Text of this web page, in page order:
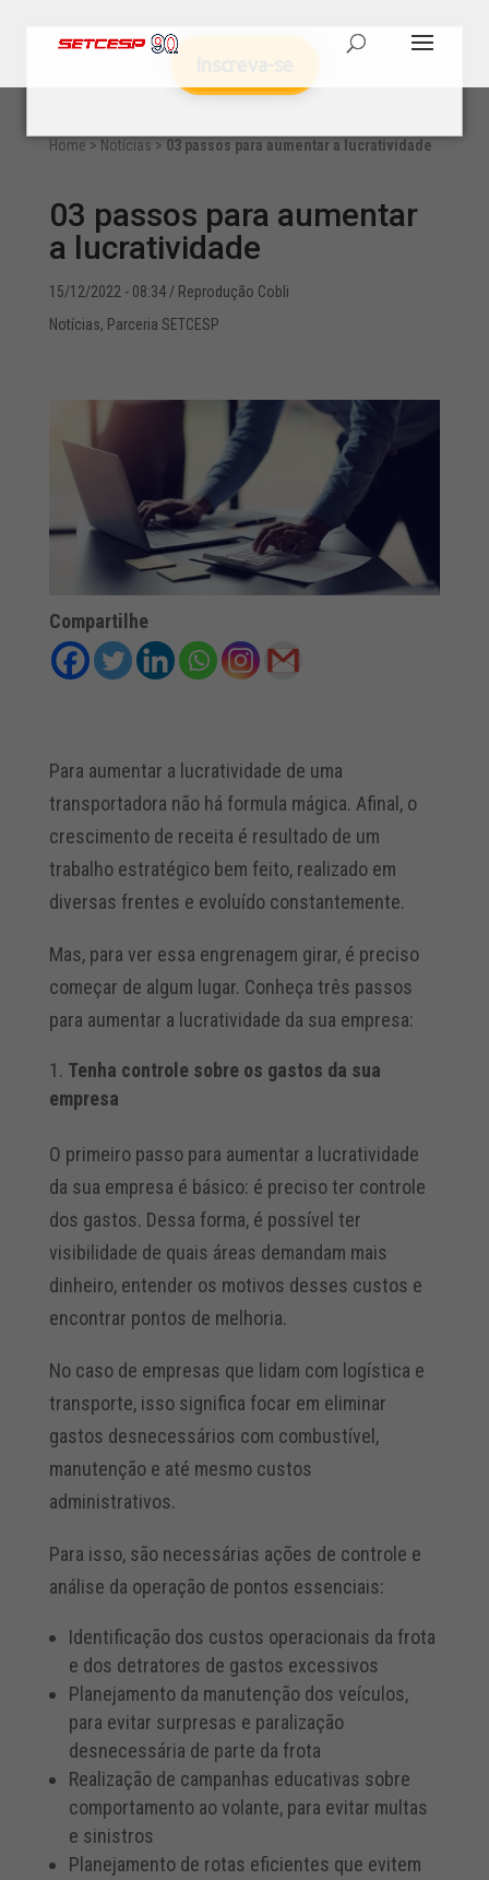
Home > Notícias > 03 passos para aumentar a lucratividade
03 passos para aumentar
a lucratividade
15/12/2022 - 08:34/ Reprodução Cobli
Notícias, Parceria SETCESP
Compartilhe
Para aumentar a lucratividade de uma
transportadora não há formula mágica. Afinal, o
crescimento de receita é resultado de um
trabalho estratégico bem feito, realizado em
diversas frentes e evoluído constantemente.
Mas, para ver essa engrenagem girar, é preciso
começar de algum lugar. Conheça três passos
para aumentar a lucratividade da sua empresa:
Tenha controle sobre os gastos da sua
empresa
O primeiro passo para aumentar a lucratividade
da sua empresa é básico: é preciso ter controle
dos gastos. Dessa forma, é possível ter
visibilidade de quais áreas demandam mais
dinheiro, entender os motivos desses custos e
encontrar pontos de melhoria.
No caso de empresas que lidam com logística e
transporte, isso significa focar em eliminar
gastos desnecessários com combustível,
manutenção e até mesmo custos
administrativos.
Para isso, são necessárias ações de controle e
análise da operação de pontos essenciais:
Identificação dos custos operacionais da frota
e dos detratores de gastos excessivos
Planejamento da manutenção dos veículos,
para evitar surpresas e paralização
desnecessária de parte da frota
Realização de campanhas educativas sobre
comportamento ao volante, para evitar multas
e sinistros
Planejamento de rotas eficientes que evitem